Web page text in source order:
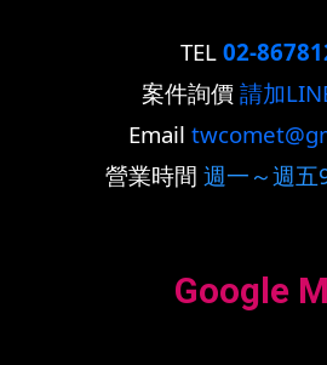
TEL 02-
案件詢價 請加
Email
營業時間 週一～週
Google